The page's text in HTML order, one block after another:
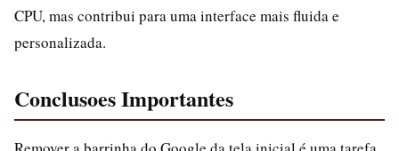
CPU, mas contribui para uma interface mais fluida e
personalizada.
Conclusoes Importantes